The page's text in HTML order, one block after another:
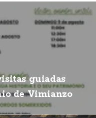
guiadas
de Vimianzo